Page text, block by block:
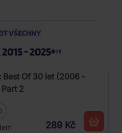
VŠECHNY
2015 - 2025
Best Of 30 let (2006 -
2
289 Kč